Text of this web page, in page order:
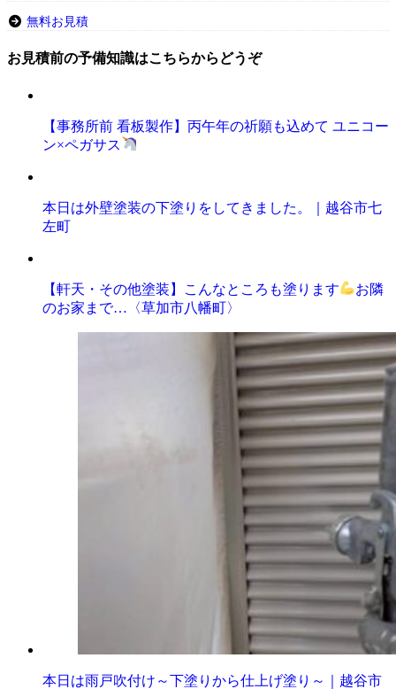
無料お見積
お見積前の予備知識はこちらからどうぞ
【事務所前 看板製作】丙午年の祈願も込めて ユニコー
ン×ペガサス
本日は外壁塗装の下塗りをしてきました。｜越谷市七
左町
【軒天・その他塗装】こんなところも塗ります
お隣
のお家まで…〈草加市八幡町〉
本日は雨戸吹付け～下塗りから仕上げ塗り～｜越谷市